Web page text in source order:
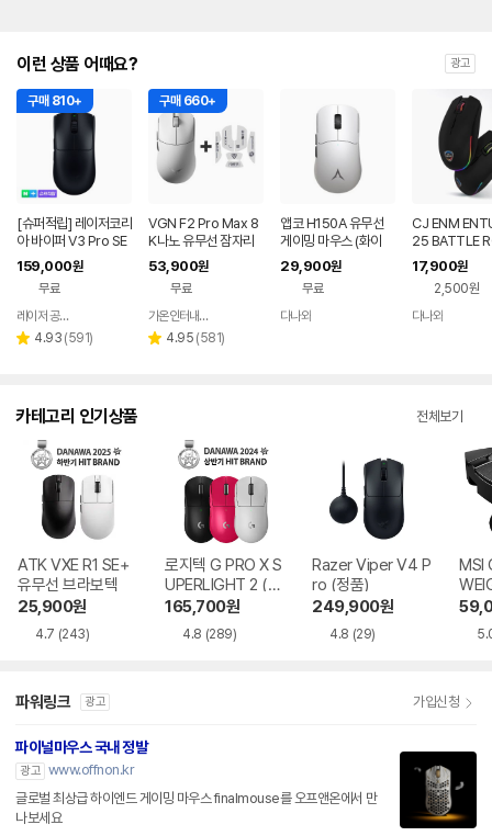
이런 상품 어때요? 광고
구매 810+
[슈퍼적립] 레이저코리
아 바이퍼 V3 Pro SE
바브삼 e스포츠 무선
게이밍 마우스
159,000원
무료
페이
레이저 공식스토어
별 4.93 리
(591)
구매 660+
VGN F2 Pro Max 8
K나노 유무선 잠자리
게이밍 마우스 화이트
53,900원
무료
페이
가온인터내셔날
별 4.95 리
(581)
앱코 H150A 유무선
게이밍 마우스 (화이
트)
29,900원
무료
다나와
CJ ENM
25 BATTLE
이밍 마우스
17,900원
2,500원
다나와
카테고리 인기상품 전체보기
ATK VXE R1 SE+
유무선 브라보텍
25,900원
4.7 (243)
로지텍 G PRO X S
UPERLIGHT 2 (정
품)
165,700원
4.8 (289)
Razer Viper V4 P
ro (정품)
249,900원
4.8 (29)
MSI
SS
파워링크 광고 가입신청
파이널마우스 국내 정발
광고 www.offnon.kr
글로벌 최상급 하이엔드 게이밍 마우스 finalmouse를 오프앤온에서 만
나보세요